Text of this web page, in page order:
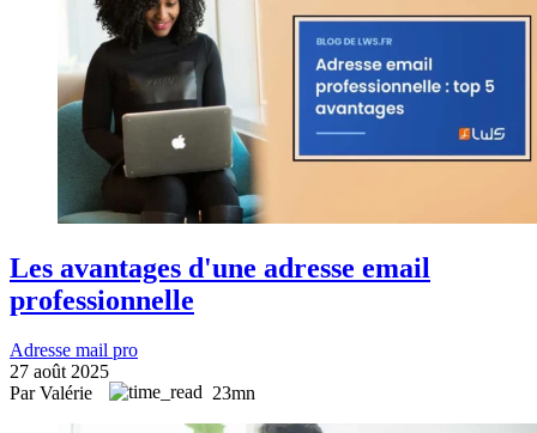
Les avantages d'une adresse email
professionnelle
Adresse mail pro
27 août 2025
Par Valérie
23mn